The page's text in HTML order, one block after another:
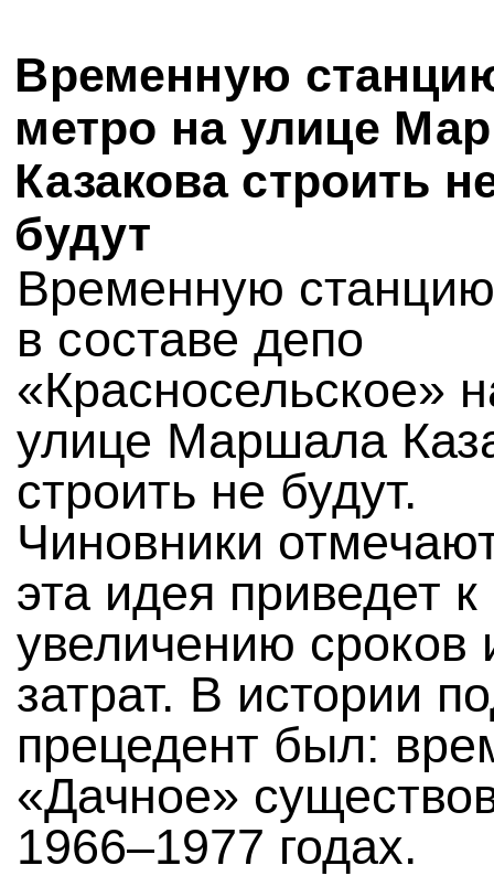
Временную
метро на улице
Казакова строить
будут
Временную
в составе депо
«Красносельское»
улице Маршала
строить не будут.
Чиновники
эта идея приведет к
увеличению сроков
затрат. В истории
прецедент был:
«Дачное»
1966–1977 годах.